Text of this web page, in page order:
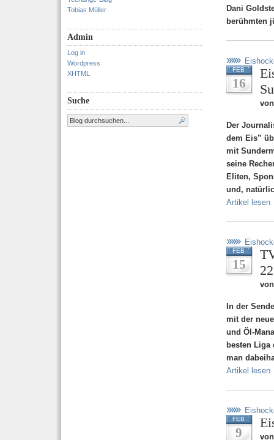
Tobias Müller
Admin
Log in
Wordpress
XHTML
Suche
Dani
berühmten
FEB
16
Der
dem Eis”
mit
seine
Eliten,
und,
Artikel lesen
FEB
15
In der
mit der
und Öl-
besten Liga
man
Artikel lesen
FEB
9